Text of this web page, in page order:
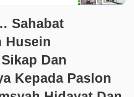
Sahabat
Husein
Dan
Kepada Paslon